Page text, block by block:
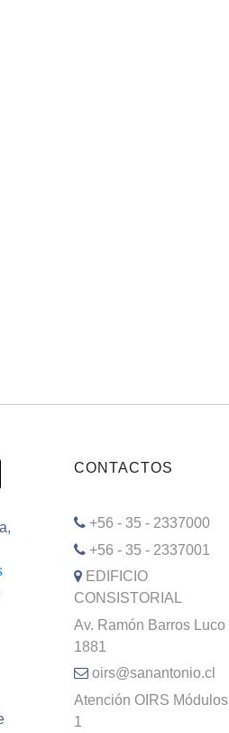
CONTACTOS
+56 - 35 - 2337000
+56 - 35 - 2337001
EDIFICIO
CONSISTORIAL
Av. Ramón Barros Luco
1881
oirs@sanantonio.cl
Atención OIRS Módulos
1